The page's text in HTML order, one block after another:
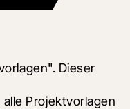
Dieser
Projektvorlagen